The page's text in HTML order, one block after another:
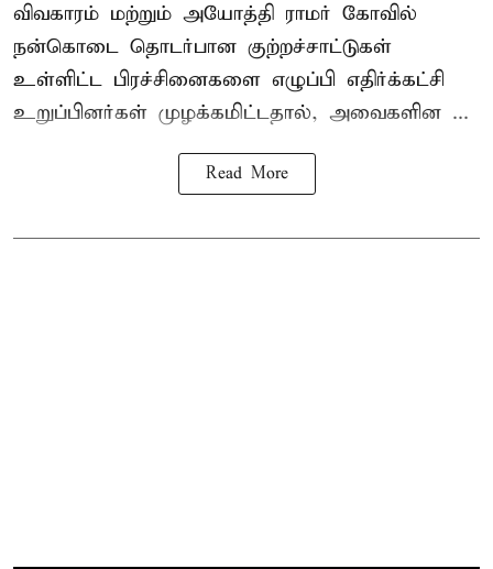
விவகாரம் மற்றும் அயோத்தி ராமர் கோவில்
நன்கொடை தொடர்பான குற்றச்சாட்டுகள்
உள்ளிட்ட பிரச்சினைகளை எழுப்பி எதிர்க்கட்சி
உறுப்பினர்கள் முழக்கமிட்டதால், அவைகளின ...
Read More